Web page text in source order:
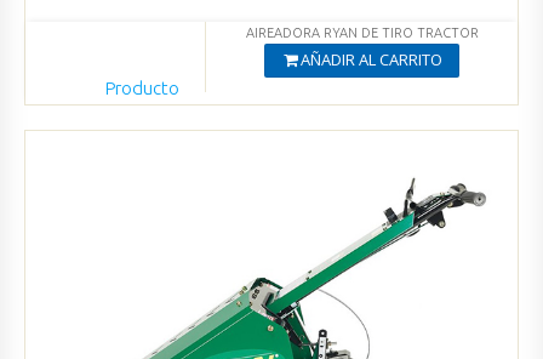
AIREADORA RYAN DE TIRO TRACTOR
AÑADIR AL CARRITO
Producto
Ver productos